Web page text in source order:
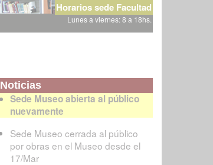
Horarios sede Facultad
Lunes a viernes: 8 a 18hs.
Noticias
Sede Museo abierta al público
nuevamente
Sede Museo cerrada al público
por obras en el Museo desde el
17/Mar